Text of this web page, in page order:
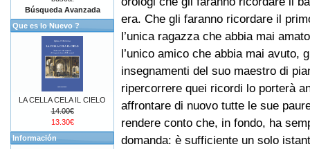
era. Che gli faranno ricordare il
l’unica ragazza che abbia mai
l’unico amico che abbia mai avuto,
insegnamenti del suo maestro di
ripercorrere quei ricordi lo porterà
affrontare di nuovo tutte le sue
rendere conto che, in fondo, ha
domanda: è sufficiente un solo
Búsqueda Avanzada
Que es lo Nuevo ?
LA CELLA CELA IL CIELO
14.00€
13.30€
Información